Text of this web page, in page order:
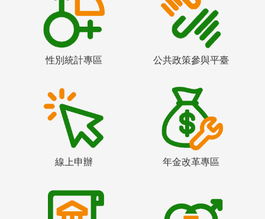
性別統計專區 公共政策參與平臺
線上申辦 年金改革專區